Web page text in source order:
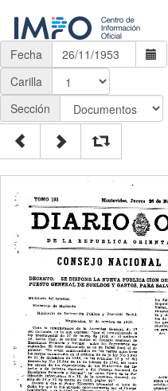
Fecha
Carilla
Sección